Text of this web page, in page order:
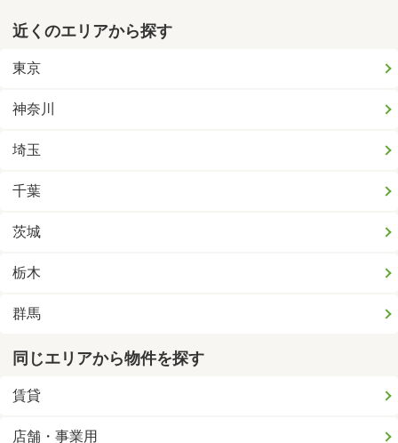
近くのエリアから探す
東京
神奈川
埼玉
千葉
茨城
栃木
群馬
同じエリアから物件を探す
賃貸
店舗・事業用